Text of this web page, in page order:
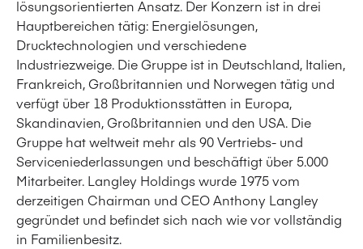
lösungsorientierten Ansatz. Der Konzern ist in drei
Hauptbereichen tätig: Energielösungen,
Drucktechnologien und verschiedene
Industriezweige. Die Gruppe ist in Deutschland, Italien,
Frankreich, Großbritannien und Norwegen tätig und
verfügt über 18 Produktionsstätten in Europa,
Skandinavien, Großbritannien und den USA. Die
Gruppe hat weltweit mehr als 90 Vertriebs- und
Serviceniederlassungen und beschäftigt über 5.000
Mitarbeiter. Langley Holdings wurde 1975 vom
derzeitigen Chairman und CEO Anthony Langley
gegründet und befindet sich nach wie vor vollständig
in Familienbesitz.